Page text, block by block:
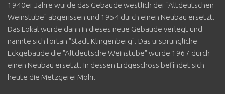
1940er Jahre wurde das Gebäude westlich der "Altdeutschen
Weinstube" abgerissen und 1954 durch einen Neubau ersetzt.
Das Lokal wurde dann in dieses neue Gebäude verlegt und
nannte sich fortan "Stadt Klingenberg". Das ursprüngliche
Eckgebäude die "Altdeutsche Weinstube" wurde 1967 durch
einen Neubau ersetzt. In dessen Erdgeschoss befindet sich
heute die Metzgerei Mohr.